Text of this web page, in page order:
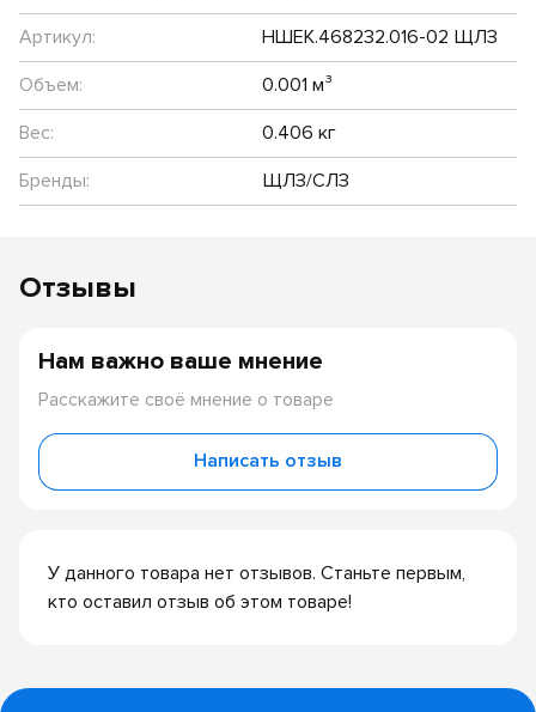
Артикул:
НШЕК.468232.016-02 ЩЛЗ
Объем:
0.001 м³
Вес:
0.406 кг
Бренды:
ЩЛЗ/СЛЗ
Отзывы
У данного товара нет отзывов. Станьте первым,
кто оставил отзыв об этом товаре!
Нам важно ваше мнение
Расскажите своё мнение о товаре
Написать отзыв